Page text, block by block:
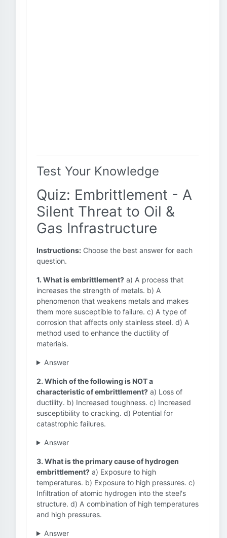
Test Your Knowledge
Quiz: Embrittlement - A
Silent Threat to Oil &
Gas Infrastructure
Instructions: Choose the best answer for each
question.
1. What is embrittlement? a) A process that
increases the strength of metals. b) A
phenomenon that weakens metals and makes
them more susceptible to failure. c) A type of
corrosion that affects only stainless steel. d) A
method used to enhance the ductility of
materials.
Answer
2. Which of the following is NOT a
characteristic of embrittlement? a) Loss of
ductility. b) Increased toughness. c) Increased
susceptibility to cracking. d) Potential for
catastrophic failures.
Answer
3. What is the primary cause of hydrogen
embrittlement? a) Exposure to high
temperatures. b) Exposure to high pressures. c)
Infiltration of atomic hydrogen into the steel's
structure. d) A combination of high temperatures
and high pressures.
Answer